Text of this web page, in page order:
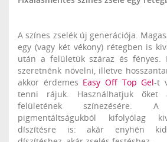
A színes zselék új generációja.
egy (vagy két vékony) rétegben is
után a felületük száraz és fényes.
szeretnénk növelni, illetve
akkor érdemes Easy Off Top Gel-t
tenni rájuk. Használhatjuk őket
felületének színezésére.
pigmentáltságukból kifolyólag
díszítésre is: akár enyhén